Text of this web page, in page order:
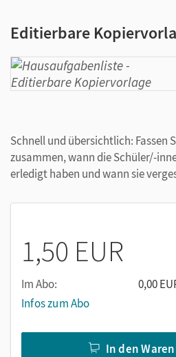
Editierbare
Schnell und übersichtlich: Fassen
zusammen, wann die Schüler/-
erledigt haben und wann sie
1,50 EUR
Im Abo:
0,00
Infos zum Abo
In den